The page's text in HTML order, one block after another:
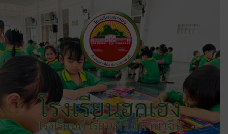
โรงเรียนฮกเฮง
โรงเรียนดี เรียนฟรี มีภาษาจีน